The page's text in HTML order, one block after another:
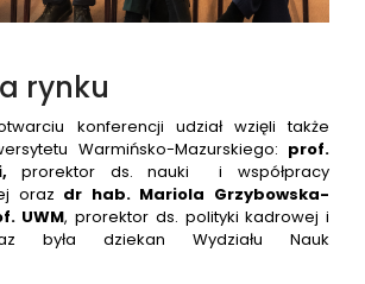
rynku
konferencji udział wzięli także
Warmińsko-Mazurskiego: prof.
prorektor ds. nauki
i współpracy
oraz dr hab. Mariola Grzybowska-
UWM, prorektor ds. polityki kadrowej i
była dziekan Wydziału Nauk